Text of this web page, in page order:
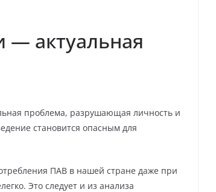
— актуальная
проблема, разрушающая личность и
становится опасным для
ПАВ в нашей стране даже при
Это следует и из анализа